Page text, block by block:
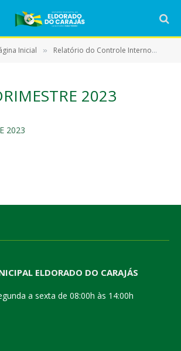
Inicial » Relatório do Controle Interno
2023
2023
ELDORADO DO CARAJÁS
a sexta de 08:00h às 14:00h